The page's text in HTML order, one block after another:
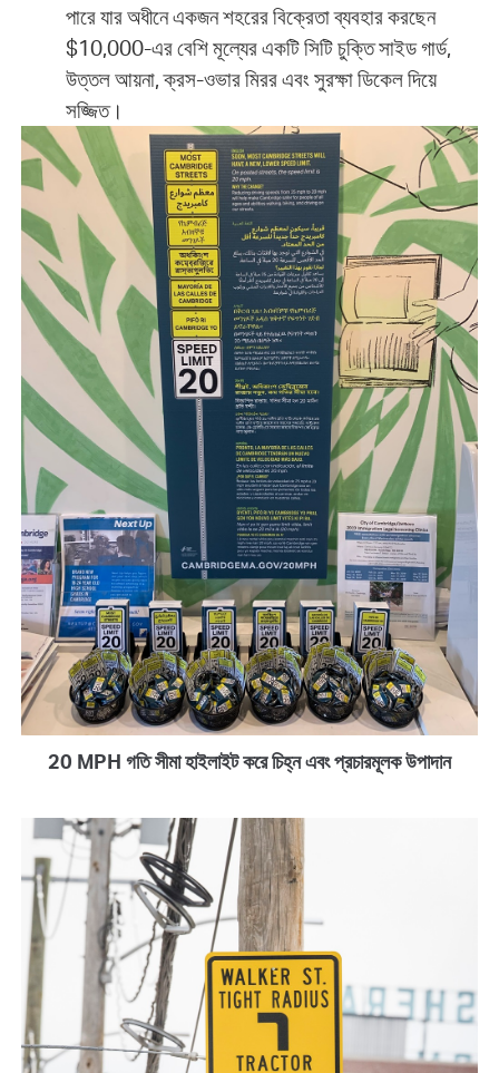
পারে যার অধীনে একজন শহরের বিক্রেতা ব্যবহার করছেন
$10,000-এর বেশি মূল্যের একটি সিটি চুক্তি সাইড গার্ড,
উত্তল আয়না, ক্রস-ওভার মিরর এবং সুরক্ষা ডিকেল দিয়ে
সজ্জিত।
20 MPH গতি সীমা হাইলাইট করে চিহ্ন এবং প্রচারমূলক উপাদান